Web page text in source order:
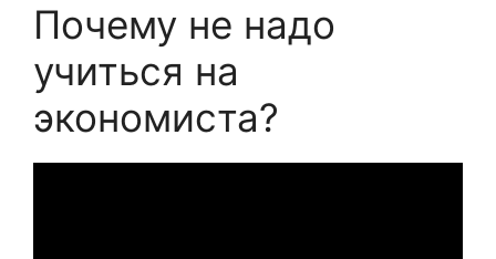
Почему не надо
учиться на
экономиста?